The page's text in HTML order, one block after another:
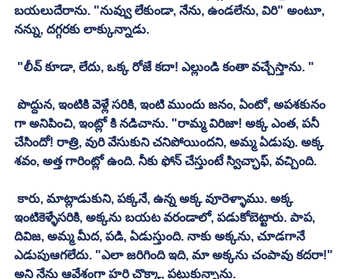
బయలుదేరాను. "నువ్వు లేకుండా, నేను, ఉండలేను, విరి" అంటూ,
నన్ను, దగ్గరకు లాక్కున్నాడు.
"లీవ్ కూడా, లేదు, ఒక్క రోజే కదా! ఎల్లుండి కంతా వచ్చేస్తాను. "
గా అనిపించి, ఇంట్లో కి నడిచాను. "రామ్మ విరిజా! అక్క ఎంత, పనీ
చేసిందో! రాత్రి, వురి వేసుకుని చనిపోయిందని, అమ్మ ఏడుపు. అక్క
శవం, అత్త గారింట్లో ఉంది. నీకు ఫోన్ చేస్తుంటే స్విచ్ఛాఫ్, వచ్చింది.
ఇంటికెళ్ళేసరికి, అక్కను బయట వరండాలో, పడుకోబెట్టారు. పాప,
దివిజ, అమ్మ మీద, పడి, ఏడుస్తుంది. నాకు అక్కను, చూడగానే
ఎడుపుఆగలేదు. "ఎలా జరిగింది ఇది, మా అక్కను చంపావు కదరా!"
అని నేను ఆవేశంగా హరి చొక్కా, పట్టుకున్నాను.